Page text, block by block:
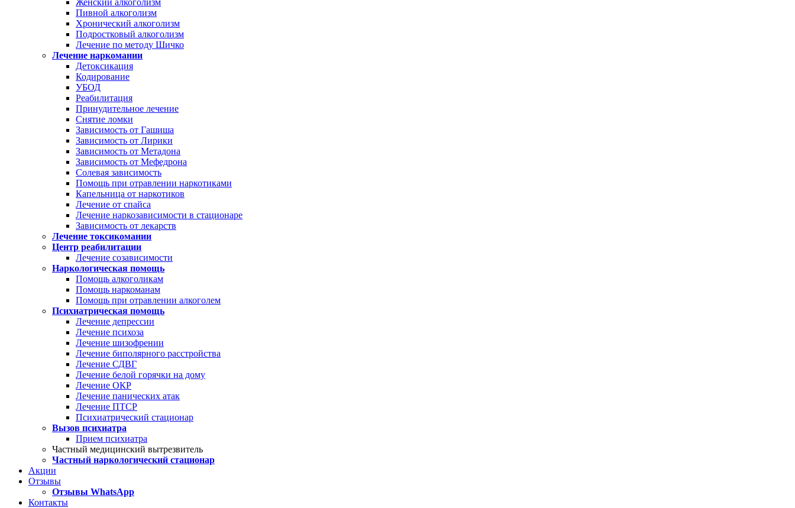
Женский алкоголизм
Пивной алкоголизм
Хронический алкоголизм
Подростковый алкоголизм
Лечение по методу Шичко
Лечение наркомании
Детоксикация
Кодирование
УБОД
Реабилитация
Принудительное лечение
Снятие ломки
Зависимость от Гашиша
Зависимость от Лирики
Зависимость от Метадона
Зависимость от Мефедрона
Солевая зависимость
Помощь при отравлении наркотиками
Капельница от наркотиков
Лечение от спайса
Лечение наркозависимости в стационаре
Зависимость от лекарств
Лечение токсикомании
Центр реабилитации
Лечение созависимости
Наркологическая помощь
Помощь алкоголикам
Помощь наркоманам
Помощь при отравлении алкоголем
Психиатрическая помощь
Лечение депрессии
Лечение психоза
Лечение шизофрении
Лечение биполярного расстройства
Лечение СДВГ
Лечение белой горячки на дому
Лечение ОКР
Лечение панических атак
Лечение ПТСР
Психиатрический стационар
Вызов психиатра
Прием психиатра
Частный медицинский вытрезвитель
Частный наркологический стационар
Акции
Отзывы
Отзывы WhatsApp
Контакты